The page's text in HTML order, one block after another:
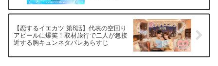
【恋するイエカツ 第8話】代表の空回り
アピールに爆笑！取材旅行で二人が急接
近する胸キュンネタバレあらすじ